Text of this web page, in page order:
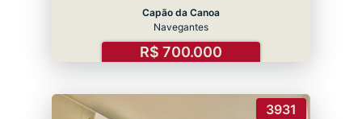
Capão da Canoa
Navegantes
R$ 700.000
3931